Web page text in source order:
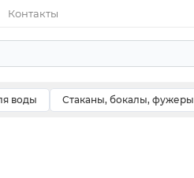
Контакты
воды Стаканы, бокалы, фужеры